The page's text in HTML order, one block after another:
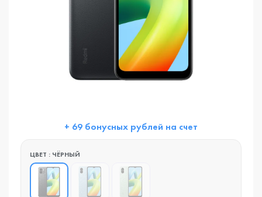
+ 69 бонусных рублей на счет
ЦВЕТ : ЧЁРНЫЙ